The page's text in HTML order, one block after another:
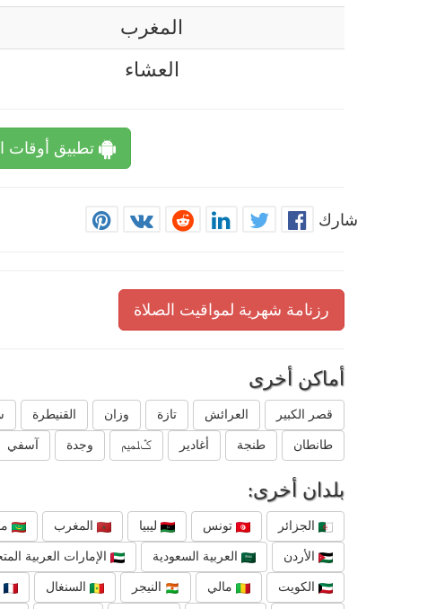
المغرب
العشاء
تطبيق أوقات
شارك
رزنامة شهرية لمواقيت الصلاة
أماكن أخرى
قصر الكبير العرائش تازة وزان القنيطرة
طانطان طنجة أغادير ݣلميم وجدة آسفي
بلدان أخرى:
الجزائر تونس ليبيا المغرب
الأردن العربية السعودية الإمارات العربية
الكويت مالي النيجر السنغال